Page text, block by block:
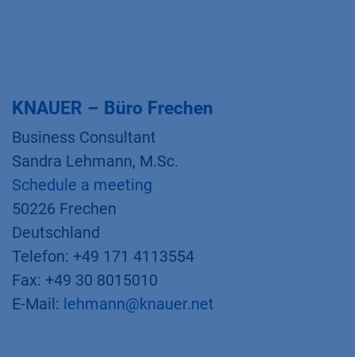
KNAUER – Büro Frechen
Business Consultant
Sandra Lehmann, M.Sc.
Schedule a meeting
50226 Frechen
Deutschland
Telefon: +49 171 4113554
Fax: +49 30 8015010
E-Mail: lehmann@knauer.net